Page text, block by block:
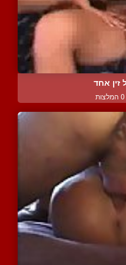
זין אחד
0 המלצות